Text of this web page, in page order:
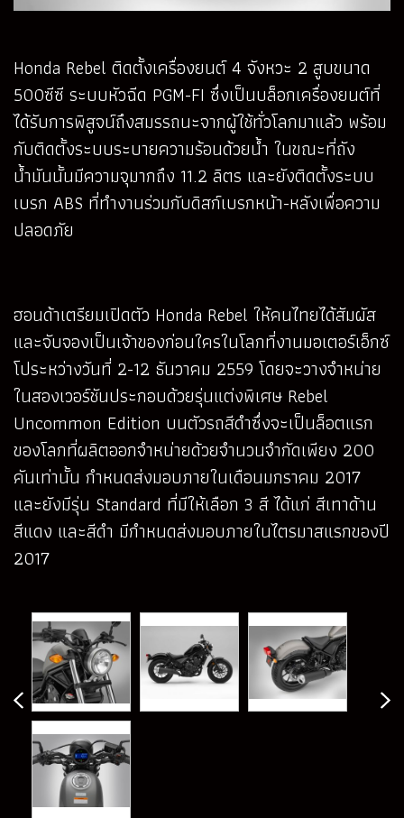
Honda Rebel ติดตั้งเครื่องยนต์ 4 จังหวะ 2 สูบขนาด
500ซีซี ระบบหัวฉีด PGM-FI ซึ่งเป็นบล็อกเครื่องยนต์ที่
ได้รับการพิสูจน์ถึงสมรรถนะจากผู้ใช้ทั่วโลกมาแล้ว พร้อม
กับติดตั้งระบบระบายความร้อนด้วยน้ำ ในขณะที่ถัง
น้ำมันนั้นมีความจุมากถึง 11.2 ลิตร และยังติดตั้งระบบ
เบรก ABS ที่ทำงานร่วมกับดิสก์เบรกหน้า-หลังเพื่อความ
ปลอดภัย
ฮอนด้าเตรียมเปิดตัว Honda Rebel ให้คนไทยได้สัมผัส
และจับจองเป็นเจ้าของก่อนใครในโลกที่งานมอเตอร์เอ็กซ์
โประหว่างวันที่ 2-12 ธันวาคม 2559 โดยจะวางจำหน่าย
ในสองเวอร์ชันประกอบด้วยรุ่นแต่งพิเศษ Rebel
Uncommon Edition บนตัวรถสีดำซึ่งจะเป็นล็อตแรก
ของโลกที่ผลิตออกจำหน่ายด้วยจำนวนจำกัดเพียง 200
คันเท่านั้น กำหนดส่งมอบภายในเดือนมกราคม 2017
และยังมีรุ่น Standard ที่มีให้เลือก 3 สี ได้แก่ สีเทาด้าน
สีแดง และสีดำ มีกำหนดส่งมอบภายในไตรมาสแรกของปี
2017